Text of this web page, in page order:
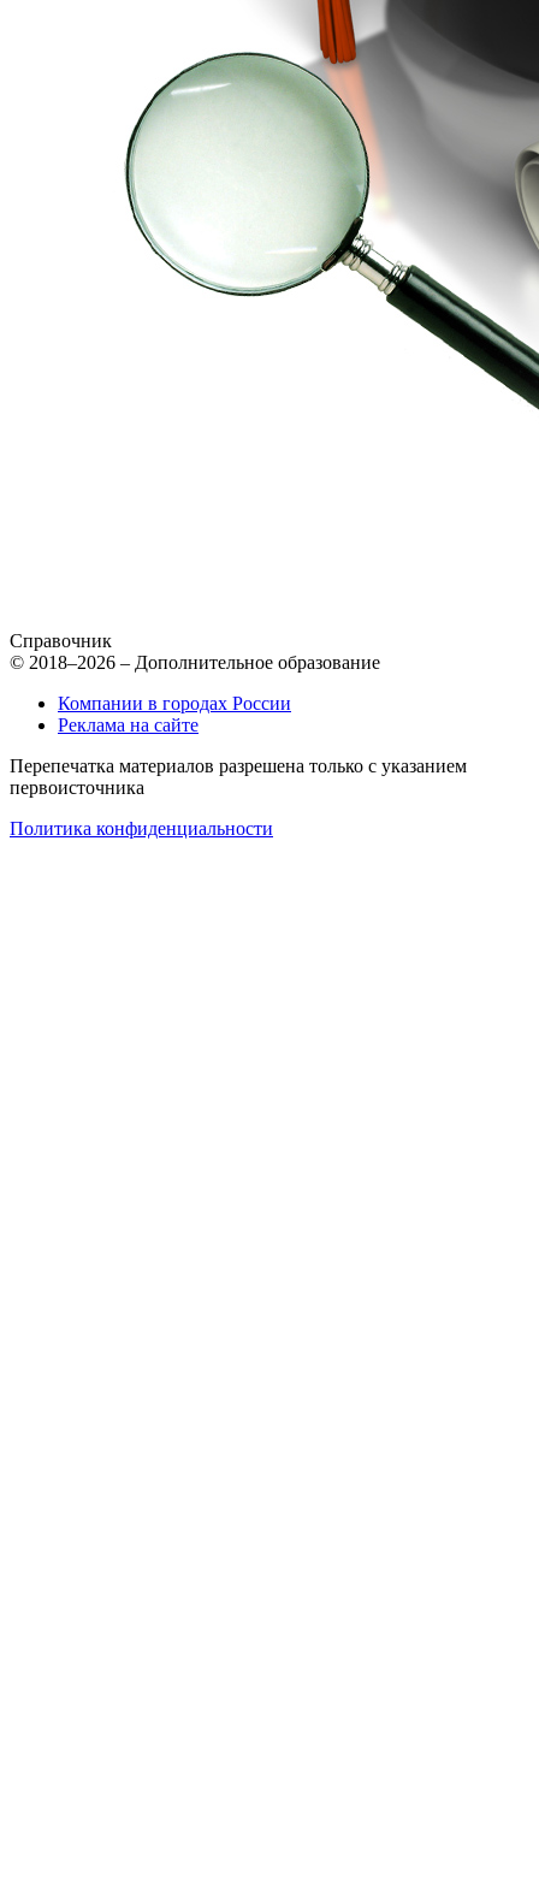
Справочник
© 2018–2026 – Дополнительное образование
Компании в городах России
Реклама на сайте
Перепечатка материалов разрешена только с указанием
первоисточника
Политика конфиденциальности